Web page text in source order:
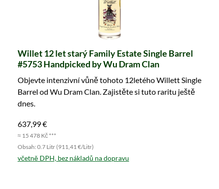
Willet 12 let starý Family Estate Single Barrel
#5753 Handpicked by Wu Dram Clan
Objevte intenzivní vůně tohoto 12letého Willett Single
Barrel od Wu Dram Clan. Zajistěte si tuto raritu ještě
dnes.
637,99 €
≈ 15 478 Kč ***
Obsah: 0.7 Litr (911,41 €/Litr)
včetně DPH, bez nákladů na dopravu